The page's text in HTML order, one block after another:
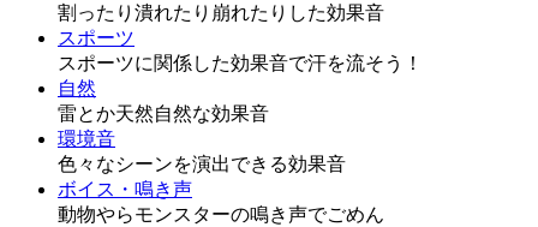
割ったり潰れたり崩れたりした効果音
スポーツ
スポーツに関係した効果音で汗を流そう！
自然
雷とか天然自然な効果音
環境音
色々なシーンを演出できる効果音
ボイス・鳴き声
動物やらモンスターの鳴き声でごめん